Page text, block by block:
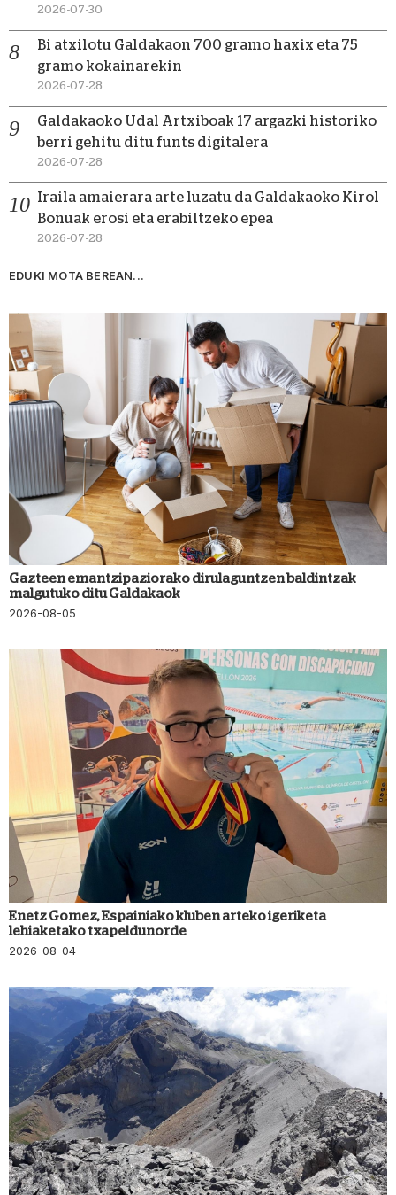
2026-07-30
Bi atxilotu Galdakaon 700 gramo haxix eta 75
gramo kokainarekin
2026-07-28
Galdakaoko Udal Artxiboak 17 argazki historiko
berri gehitu ditu funts digitalera
2026-07-28
Iraila amaierara arte luzatu da Galdakaoko Kirol
Bonuak erosi eta erabiltzeko epea
2026-07-28
EDUKI MOTA BEREAN...
Gazteen emantzipaziorako dirulaguntzen baldintzak
malgutuko ditu Galdakaok
2026-08-05
Enetz Gomez, Espainiako kluben arteko igeriketa
lehiaketako txapeldunorde
2026-08-04